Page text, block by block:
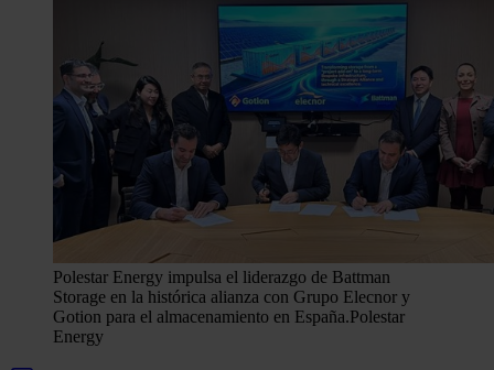
Polestar Energy impulsa el liderazgo de Battman
Storage en la histórica alianza con Grupo Elecnor y
Gotion para el almacenamiento en España.Polestar
Energy